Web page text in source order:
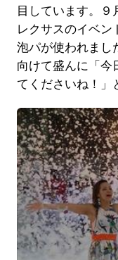
目しています。９
レクサスのイベン
泡パが使われまし
向けて盛んに「今
てくださいね！」